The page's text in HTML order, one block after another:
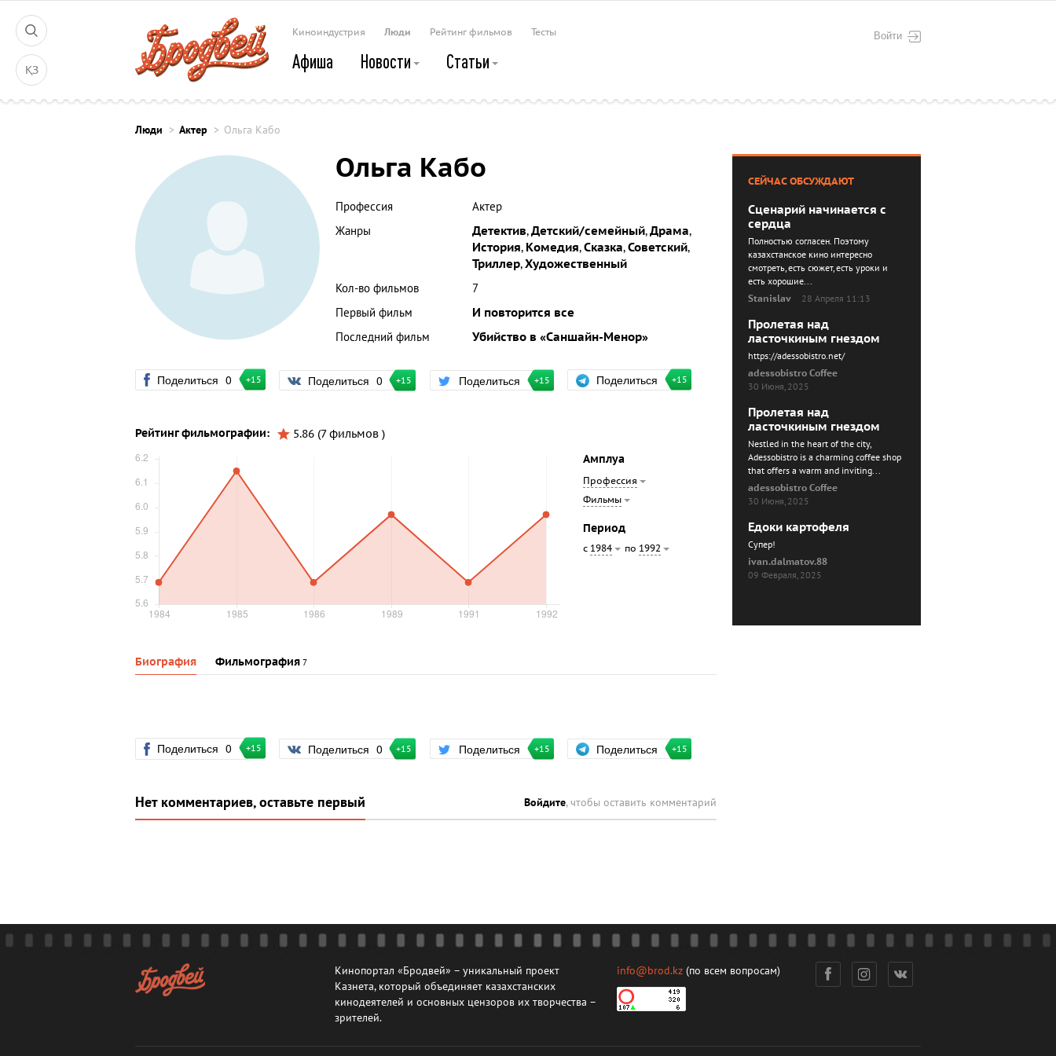
ҚЗ
Войти
Киноиндустрия Люди Рейтинг фильмов Тесты
Афиша Новости Статьи
Люди Актер Ольга Кабо
Ольга Кабо
Профессия
Актер
Жанры
Детектив,Детский/семейный,Драма,
История, Комедия,Сказка,Советский,
Триллер,Художественный
Кол-во фильмов
7
Первый фильм
И повторится все
Последний фильм
Убийство в «Саншайн-Менор»
Поделиться 0 +15 Поделиться 0 +15 Поделиться +15 Поделиться +15
Рейтинг фильмографии:
5.86 (7 фильмов )
Амплуа
Профессия
Фильмы
Период
с 1984 по 1992
Биография Фильмография 7
Поделиться 0 +15 Поделиться 0 +15 Поделиться +15 Поделиться +15
Нет комментариев, оставьте первый Войдите, чтобы оставить комментарий
СЕЙЧАС ОБСУЖДАЮТ
Сценарий начинается с
сердца
Полностью согласен. Поэтому
казахстанское кино интересно
смотреть, есть сюжет, есть уроки и
есть хорошие...
Stanislav
28 Апреля 11:13
Пролетая над
ласточкиным гнездом
https://adessobistro.net/
adessobistro Coffee
30 Июня, 2025
Пролетая над
ласточкиным гнездом
Nestled in the heart of the city,
Adessobistro is a charming coffee shop
that offers a warm and inviting...
adessobistro Coffee
30 Июня, 2025
Едоки картофеля
Cупер!
ivan.dalmatov.88
09 Февраля, 2025
Кинопортал «Бродвей» – уникальный проект
Казнета, который объединяет казахстанских
кинодеятелей и основных цензоров их творчества –
зрителей.
info@brod.kz (по всем вопросам)